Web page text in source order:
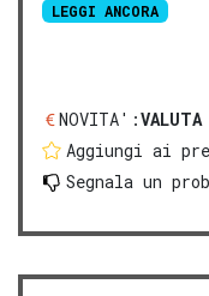
LEGGI ANCORA
NOVITA':
Aggiungi ai
Segnala un